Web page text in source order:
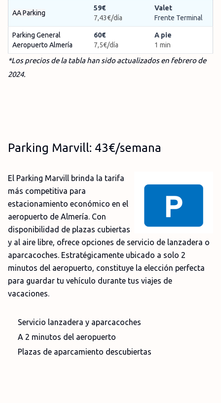
AA Parking
59€
7,43€/día
Valet
Frente Terminal
Parking General
Aeropuerto Almería
60€
7,5€/día
A pie
1 min
*Los precios de la tabla han sido actualizados en febrero de
2024.
Parking Marvill: 43€/semana
El Parking Marvill brinda la tarifa
más competitiva para
estacionamiento económico en el
aeropuerto de Almería. Con
disponibilidad de plazas cubiertas
y al aire libre, ofrece opciones de servicio de lanzadera o
aparcacoches. Estratégicamente ubicado a solo 2
minutos del aeropuerto, constituye la elección perfecta
para guardar tu vehículo durante tus viajes de
vacaciones.
Servicio lanzadera y aparcacoches
A 2 minutos del aeropuerto
Plazas de aparcamiento descubiertas